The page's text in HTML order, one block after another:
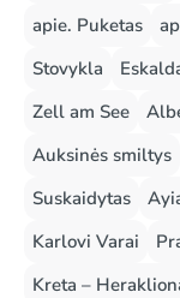
apie. Puketas
Stovykla
Zell am See
Auksinės smiltys
Suskaidytas
Karlovi Varai
Kreta –